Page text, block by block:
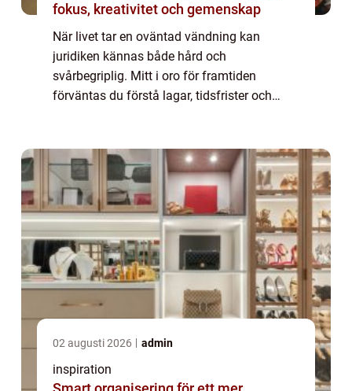
fokus, kreativitet och gemenskap
När livet tar en oväntad vändning kan
juridiken kännas både hård och
svårbegriplig. Mitt i oro för framtiden
förväntas du förstå lagar, tidsfrister och
blir en t...
02 augusti 2026 admin
inspiration